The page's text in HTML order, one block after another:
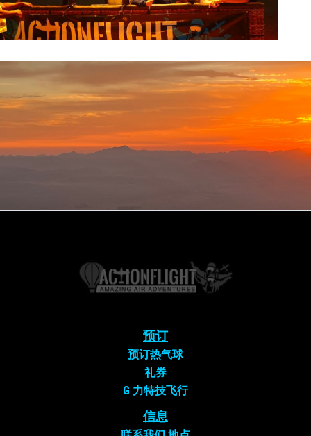
预订
预订热气球
礼券
G 力特技飞行
信息